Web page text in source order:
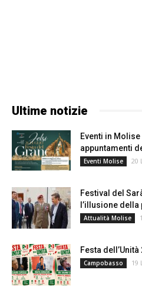
Ultime notizie
Eventi in
appuntamenti
Eventi Molise 20
Festival del
l’illusione della
Attualità Molise
Festa
Campobasso 19